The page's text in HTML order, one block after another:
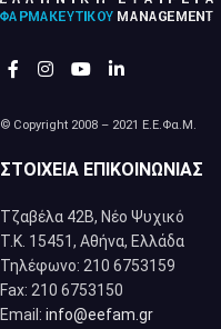
© Copyright 2008 – 2021 Ε.Ε.Φα.Μ.
ΣΤΟΙΧΕΊΑ ΕΠΙΚΟΙΝΩΝΊΑΣ
Τζαβέλα 42Β, Νέο Ψυχικό
Τ.Κ. 15451, Αθήνα, Eλλάδα
Τηλέφωνο: 210 6753159
Fax: 210 6753150
Email: info@eefam.gr